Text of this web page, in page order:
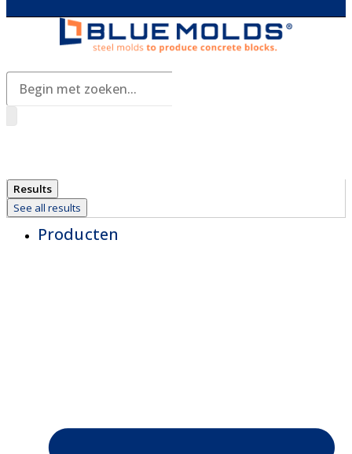
Search
Results
See all results
Producten